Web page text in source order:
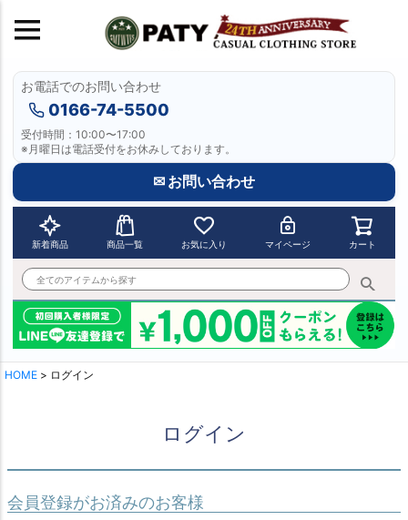
お電話でのお問い合わせ
0166-74-5500
受付時間：10:00〜17:00
※月曜日は電話受付をお休みしております。
✉ お問い合わせ
新着商品 商品一覧 お気に入り マイページ カート
HOME ログイン
ログイン
会員登録がお済みのお客様